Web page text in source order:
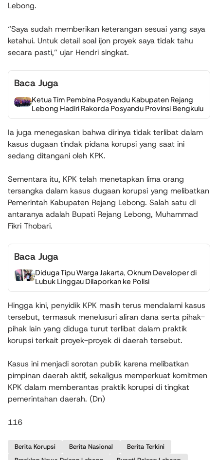
Lebong.
“Saya sudah memberikan keterangan sesuai yang saya
ketahui. Untuk detail soal ijon proyek saya tidak tahu
secara pasti,” ujar Hendri singkat.
Baca Juga
Ketua Tim Pembina Posyandu Kabupaten Rejang
Lebong Hadiri Rakorda Posyandu Provinsi Bengkulu
Ia juga menegaskan bahwa dirinya tidak terlibat dalam
kasus dugaan tindak pidana korupsi yang saat ini
sedang ditangani oleh KPK.
Sementara itu, KPK telah menetapkan lima orang
tersangka dalam kasus dugaan korupsi yang melibatkan
Pemerintah Kabupaten Rejang Lebong. Salah satu di
antaranya adalah Bupati Rejang Lebong, Muhammad
Fikri Thobari.
Baca Juga
Diduga Tipu Warga Jakarta, Oknum Developer di
Lubuk Linggau Dilaporkan ke Polisi
Hingga kini, penyidik KPK masih terus mendalami kasus
tersebut, termasuk menelusuri aliran dana serta pihak-
pihak lain yang diduga turut terlibat dalam praktik
korupsi terkait proyek-proyek di daerah tersebut.
Kasus ini menjadi sorotan publik karena melibatkan
pimpinan daerah aktif, sekaligus memperkuat komitmen
KPK dalam memberantas praktik korupsi di tingkat
pemerintahan daerah. (Dn)
116
Berita Korupsi Berita Nasional
Berita Terkini